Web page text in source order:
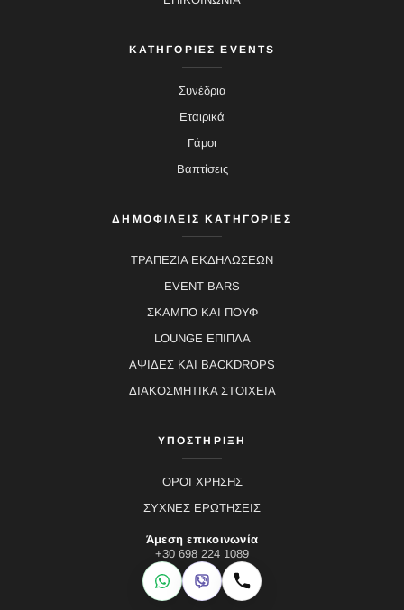
ΚΑΤΗΓΟΡΙΕΣ EVENTS
Συνέδρια
Εταιρικά
Γάμοι
Βαπτίσεις
ΔΗΜΟΦΙΛΕΙΣ ΚΑΤΗΓΟΡΙΕΣ
ΤΡΑΠΕΖΙΑ ΕΚΔΗΛΩΣΕΩΝ
EVENT BARS
ΣΚΑΜΠΟ ΚΑΙ ΠΟΥΦ
LOUNGE ΕΠΙΠΛΑ
ΑΨΙΔΕΣ ΚΑΙ BACKDROPS
ΔΙΑΚΟΣΜΗΤΙΚΑ ΣΤΟΙΧΕΙΑ
ΥΠΟΣΤΗΡΙΞΗ
ΟΡΟΙ ΧΡΗΣΗΣ
ΣΥΧΝΕΣ ΕΡΩΤΗΣΕΙΣ
Άμεση επικοινωνία
+30 698 224 1089
WhatsApp
Viber Κλήση